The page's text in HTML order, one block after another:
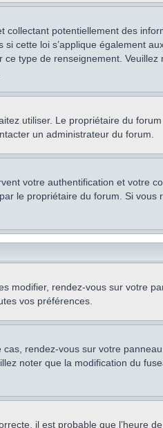
collectant potentiellement des
cette loi s’applique également
type de renseignement.
utiliser. Le propriétaire du
un administrateur du forum.
votre authentification et votre
le propriétaire du forum. Si
modifier, rendez-vous sur votre
vos préférences.
rendez-vous sur votre
noter que la modification du
il est probable que l’heure